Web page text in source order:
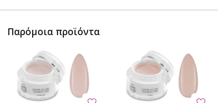
Παρόμοια προϊόντα